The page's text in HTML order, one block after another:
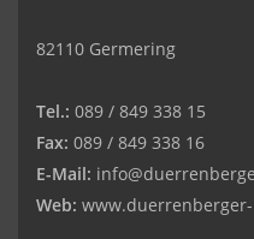
82110 Germering
Tel.: 089 / 849 338 15
Fax: 089 / 849 338 16
E-Mail:
Web: